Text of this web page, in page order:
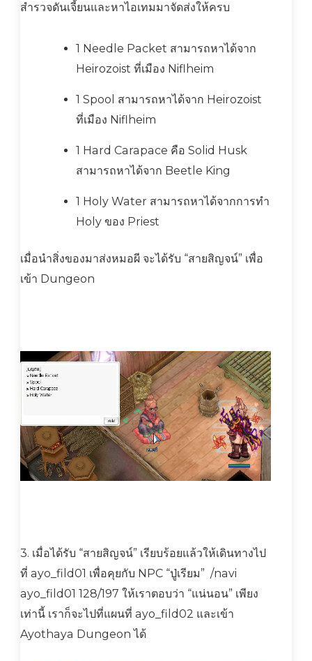
สำรวจดันเจี้ยนและหาไอเทมมาจัดส่งให้ครบ
1 Needle Packet สามารถหาได้จาก
Heirozoist ที่เมือง Niflheim
1 Spool สามารถหาได้จาก Heirozoist
ที่เมือง Niflheim
1 Hard Carapace คือ Solid Husk
สามารถหาได้จาก Beetle King
1 Holy Water สามารถหาได้จากการทำ
Holy ของ Priest
เมื่อนำสิ่งของมาส่งหมอผี จะได้รับ “สายสิญจน์” เพื่อ
เข้า Dungeon
3. เมื่อได้รับ “สายสิญจน์” เรียบร้อยแล้วให้เดินทางไป
ที่ ayo_fild01 เพื่อคุยกับ NPC “ปู่เรียม” /navi
ayo_fild01 128/197 ให้เราตอบว่า “แน่นอน” เพียง
เท่านี้ เราก็จะไปที่แผนที่ ayo_fild02 และเข้า
Ayothaya Dungeon ได้